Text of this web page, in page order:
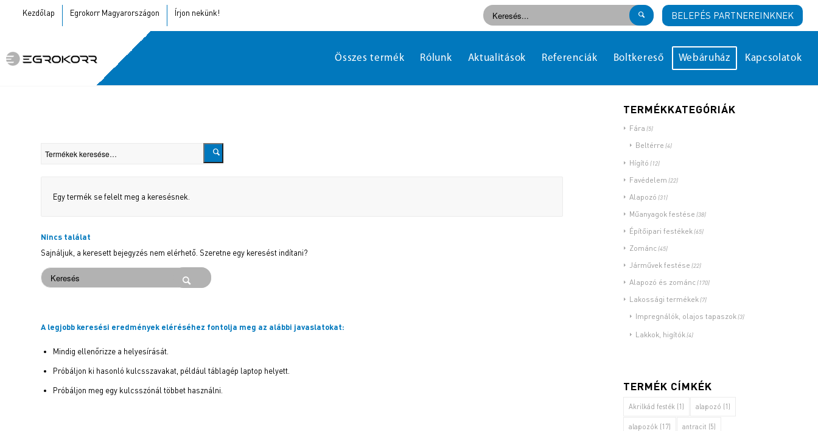
Kezdőlap Egrokorr Magyarországon Írjon nekünk! BELEPÉS PARTNEREINKNEK
Összes termék Rólunk Aktualitások Referenciák Boltkereső Webáruház Kapcsolatok
Egy termék se felelt meg a keresésnek.
Nincs találat
Sajnáljuk, a keresett bejegyzés nem elérhető. Szeretne egy keresést indítani?
A legjobb keresési eredmények eléréséhez fontolja meg az alábbi javaslatokat:
Mindig ellenőrizze a helyesírását.
Próbáljon ki hasonló kulcsszavakat, például táblagép laptop helyett.
Próbáljon meg egy kulcsszónál többet használni.
TERMÉKKATEGÓRIÁK
Fára (5)
Beltérre (4)
Hígító (12)
Favédelem (22)
Alapozó (31)
Műanyagok festése (38)
Építőipari festékek (65)
Zománc (45)
Járművek festése (22)
Alapozó és zománc (170)
Lakossági termékek (7)
Impregnálók, olajos tapaszok (3)
Lakkok, higítók (4)
TERMÉK CÍMKÉK
Akrilkád festék (1) alapozó (1)
alapozók (17) antracit (5)